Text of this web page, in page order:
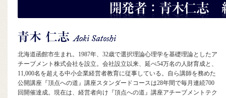
北海道函館市生まれ。1987年、32歳で選択理論心理学を基礎理論としたア
チーブメント株式会社を設立。会社設立以来、延べ54万名の人財育成と、
11,000名を超える中小企業経営者教育に従事している。自ら講師を務めた
公開講座『頂点への道』講座スタンダードコースは28年間で毎月連続700
回開催達成。現在は、経営者向け『頂点への道』講座アチーブメントテク